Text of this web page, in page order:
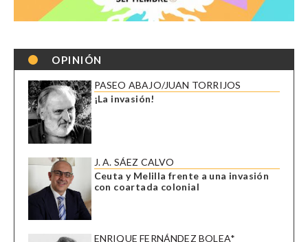
OPINIÓN
PASEO ABAJO/JUAN TORRIJOS
¡La invasión!
J. A. SÁEZ CALVO
Ceuta y Melilla frente a una invasión
con coartada colonial
ENRIQUE FERNÁNDEZ BOLEA*